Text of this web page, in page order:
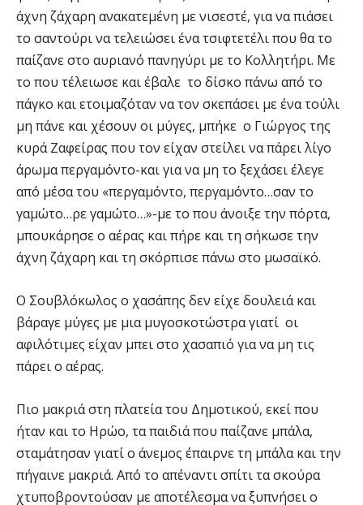
άχνη ζάχαρη ανακατεμένη με νισεστέ, για να πιάσει
το σαντούρι να τελειώσει ένα τσιφτετέλι που θα το
παίζανε στο αυριανό πανηγύρι με το Κολλητήρι. Με
το που τέλειωσε και έβαλε το δίσκο πάνω από το
πάγκο και ετοιμαζόταν να τον σκεπάσει με ένα τούλι
μη πάνε και χέσουν οι μύγες, μπήκε ο Γιώργος της
κυρά Ζαφείρας που τον είχαν στείλει να πάρει λίγο
άρωμα περγαμόντο-και για να μη το ξεχάσει έλεγε
από μέσα του «περγαμόντο, περγαμόντο…σαν το
γαμώτο…ρε γαμώτο…»-με το που άνοιξε την πόρτα,
μπουκάρησε ο αέρας και πήρε και τη σήκωσε την
άχνη ζάχαρη και τη σκόρπισε πάνω στο μωσαϊκό.
Ο Σουβλόκωλος ο χασάπης δεν είχε δουλειά και
βάραγε μύγες με μια μυγοσκοτώστρα γιατί οι
αφιλότιμες είχαν μπει στο χασαπιό για να μη τις
πάρει ο αέρας.
Πιο μακριά στη πλατεία του Δημοτικού, εκεί που
ήταν και το Ηρώο, τα παιδιά που παίζανε μπάλα,
σταμάτησαν γιατί ο άνεμος έπαιρνε τη μπάλα και την
πήγαινε μακριά. Από το απέναντι σπίτι τα σκούρα
χτυποβροντούσαν με αποτέλεσμα να ξυπνήσει ο